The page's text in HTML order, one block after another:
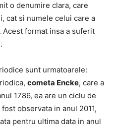
o denumire clara, care
cat si numele celui care a
format insa a suferit
sunt urmatoarele:
cometa Encke, care a
1786, ea are un ciclu de
observata in anul 2011,
pentru ultima data in anul